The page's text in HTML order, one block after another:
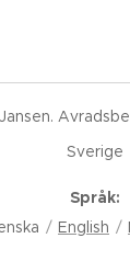
Sverige
Språk
English